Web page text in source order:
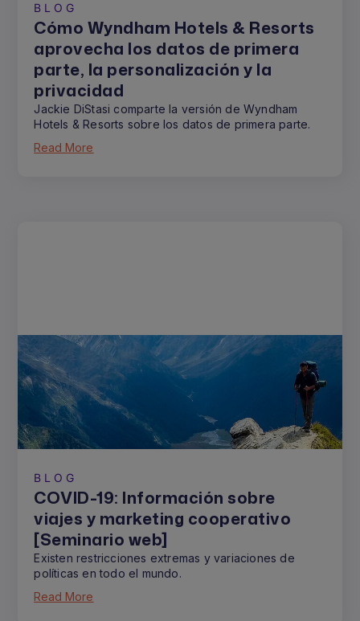
BLOG
Cómo Wyndham Hotels & Resorts
aprovecha los datos de primera
parte, la personalización y la
privacidad
Jackie DiStasi comparte la versión de Wyndham
Hotels & Resorts sobre los datos de primera parte.
Read More
BLOG
COVID-19: Información sobre
viajes y marketing cooperativo
[Seminario web]
Existen restricciones extremas y variaciones de
políticas en todo el mundo.
Read More